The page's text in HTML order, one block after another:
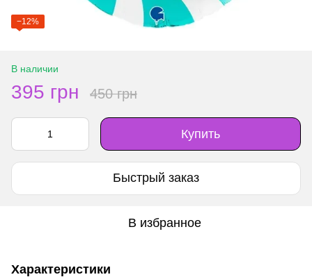
−12%
В наличии
395 грн 450 грн
Купить
Быстрый заказ
В избранное
Характеристики